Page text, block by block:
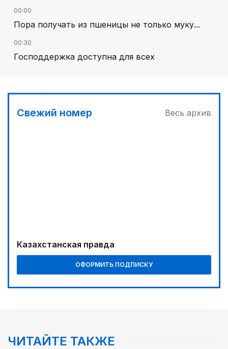
00:00
Пора получать из пшеницы не только муку...
00:30
Господдержка доступна для всех
Продолжаются инспекционные поездки
Наш десант на Dota 2, Phygital Football и Phygital
Shooter
05:00
Вычислен последний фигурант «титанового»
Свежий номер Весь архив
Казахстанская правда
ОФОРМИТЬ ПОДПИСКУ
ЧИТАЙТЕ ТАКЖЕ